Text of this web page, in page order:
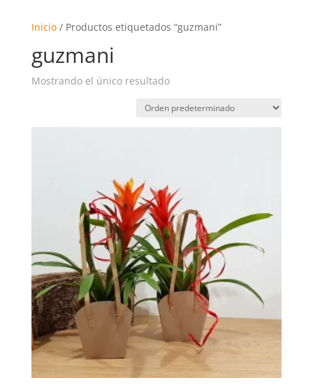
Inicio/ Productos etiquetados “guzmani”
guzmani
Mostrando el único resultado